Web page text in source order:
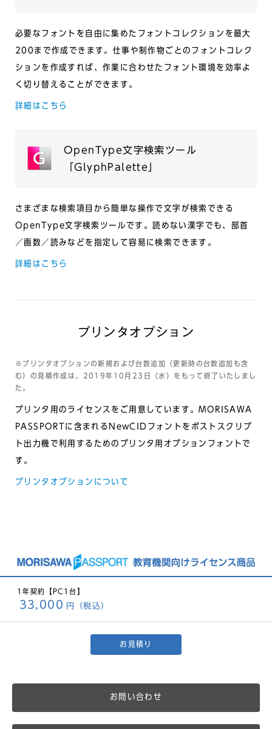
必要なフォントを自由に集めたフォントコレクションを最大
200まで作成できます。仕事や制作物ごとのフォントコレク
ションを作成すれば、作業に合わせたフォント環境を効率よ
く切り替えることができます。
詳細はこちら
OpenType文字検索ツール
「GlyphPalette」
さまざまな検索項目から簡単な操作で文字が検索できる
OpenType文字検索ツールです。読めない漢字でも、部首
／画数／読みなどを指定して容易に検索できます。
詳細はこちら
プリンタオプション
※プリンタオプションの新規および台数追加（更新時の台数追加も含
む）の見積作成は、2019年10月23日（水）をもって終了いたしまし
た。
プリンタ用のライセンスをご用意しています。MORISAWA
PASSPORTに含まれるNewCIDフォントをポストスクリプ
ト出力機で利用するためのプリンタ用オプションフォントで
す。
プリンタオプションについて
1年契約【PC1台】
33,000 円（税込）
お見積り
お問い合わせ